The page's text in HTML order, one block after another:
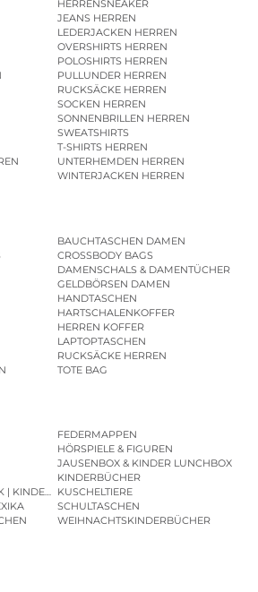
HERRENSNEAKER
JEANS HERREN
LEDERJACKEN HERREN
OVERSHIRTS HERREN
POLOSHIRTS HERREN
PULLUNDER HERREN
RUCKSÄCKE HERREN
SOCKEN HERREN
SONNENBRILLEN HERREN
SWEATSHIRTS
T-SHIRTS HERREN
UNTERHEMDEN HERREN
WINTERJACKEN HERREN
BAUCHTASCHEN DAMEN
CROSSBODY BAGS
DAMENSCHALS & DAMENTÜCHER
GELDBÖRSEN DAMEN
HANDTASCHEN
HARTSCHALENKOFFER
HERREN KOFFER
LAPTOPTASCHEN
RUCKSÄCKE HERREN
TOTE BAG
FEDERMAPPEN
HÖRSPIELE & FIGUREN
JAUSENBOX & KINDER LUNCHBOX
KINDERBÜCHER
KINDERGARTENRUCKSACK | KINDERGARTENBEUTEL
KUSCHELTIERE
SCHULTASCHEN
WEIHNACHTSKINDERBÜCHER